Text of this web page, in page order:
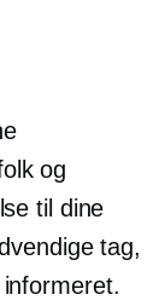
og
til dine
tag,